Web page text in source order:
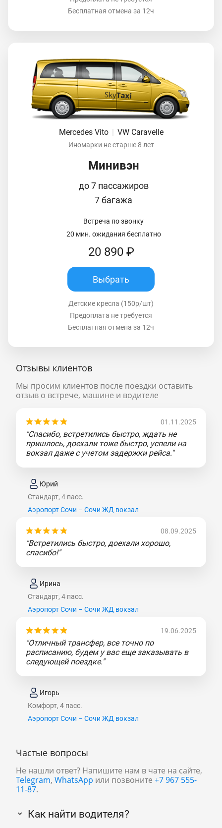
Бесплатная отмена за 12ч
Mercedes Vito VW Caravelle
Иномарки не старше 8 лет
Минивэн
до 7 пассажиров
7 багажа
Встреча по звонку
20 мин. ожидания бесплатно
20 890 ₽
Выбрать
Детские кресла (150р/шт)
Предоплата не требуется
Бесплатная отмена за 12ч
Отзывы клиентов
Мы просим клиентов после поездки оставить
отзыв о встрече, машине и водителе
01.11.2025
"Спасибо, встретились быстро, ждать не
пришлось, доехали тоже быстро, успели на
вокзал даже с учетом задержки рейса."
Юрий
Стандарт, 4 пасс.
Аэропорт Сочи – Сочи ЖД вокзал
08.09.2025
"Встретились быстро, доехали хорошо,
спасибо!"
Ирина
Стандарт, 4 пасс.
Аэропорт Сочи – Сочи ЖД вокзал
19.06.2025
"Отличный трансфер, все точно по
расписанию, будем у вас еще заказывать в
следующей поездке."
Игорь
Комфорт, 4 пасс.
Аэропорт Сочи – Сочи ЖД вокзал
Частые вопросы
Не нашли ответ? Напишите нам в чате на сайте,
Telegram, WhatsApp или позвоните +7 967 555-
11-87.
Как найти водителя?